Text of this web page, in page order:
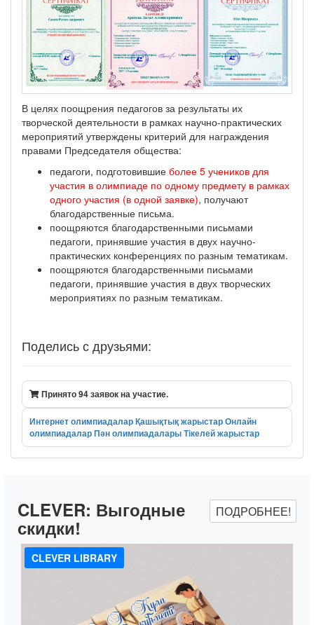
В целях поощрения педагогов за результаты их
творческой деятельности в рамках научно-практических
мероприятий утверждены критерий для награждения
правами Председателя общества:
педагоги, подготовившие более 5 учеников для
участия в олимпиаде по одному предмету в рамках
одного участия (в одной заявке), получают
благодарственные письма.
поощряются благодарственными письмами
педагоги, принявшие участия в двух научно-
практических конференциях по разным тематикам.
поощряются благодарственными письмами
педагоги, принявшие участия в двух творческих
мероприятиях по разным тематикам.
Поделись с друзьями:
Принято 94 заявок на участие.
Интернет олимпиадаларҚашықтық жарыстарОнлайн
олимпиадаларПән олимпиадаларыТікелей жарыстар
CLEVER: Выгодные
скидки!
ПОДРОБНЕЕ!
CLEVER LIBRARY